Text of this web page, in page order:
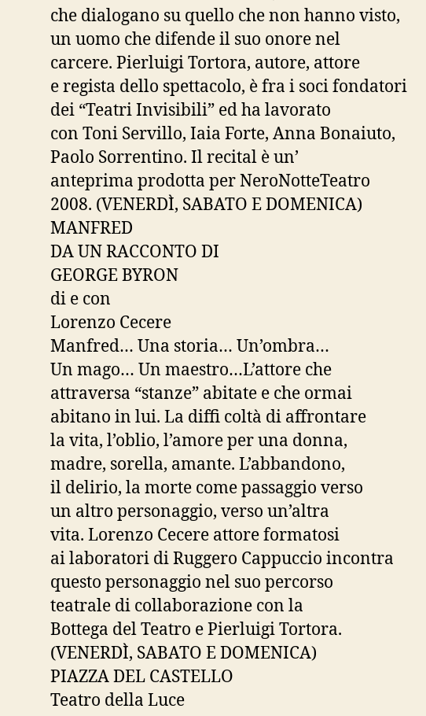
che dialogano su quello che non hanno visto,
un uomo che difende il suo onore nel
carcere. Pierluigi Tortora, autore, attore
e regista dello spettacolo, è fra i soci fondatori
dei “Teatri Invisibili” ed ha lavorato
con Toni Servillo, Iaia Forte, Anna Bonaiuto,
Paolo Sorrentino. Il recital è un’
anteprima prodotta per NeroNotteTeatro
2008. (VENERDÌ, SABATO E DOMENICA)
MANFRED
DA UN RACCONTO DI
GEORGE BYRON
di e con
Lorenzo Cecere
Manfred… Una storia… Un’ombra…
Un mago… Un maestro…L’attore che
attraversa “stanze” abitate e che ormai
abitano in lui. La diffi coltà di affrontare
la vita, l’oblio, l’amore per una donna,
madre, sorella, amante. L’abbandono,
il delirio, la morte come passaggio verso
un altro personaggio, verso un’altra
vita. Lorenzo Cecere attore formatosi
ai laboratori di Ruggero Cappuccio incontra
questo personaggio nel suo percorso
teatrale di collaborazione con la
Bottega del Teatro e Pierluigi Tortora.
(VENERDÌ, SABATO E DOMENICA)
PIAZZA DEL CASTELLO
Teatro della Luce